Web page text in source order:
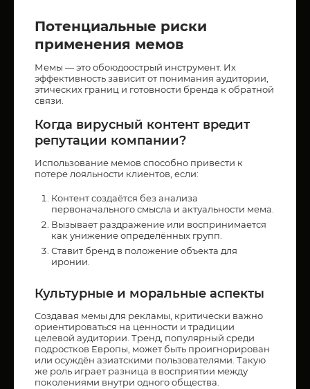
Потенциальные риски
применения мемов
Мемы — это обоюдоострый инструмент. Их
эффективность зависит от понимания аудитории,
этических границ и готовности бренда к обратной
связи.
Когда вирусный контент вредит
репутации компании?
Использование мемов способно привести к
потере лояльности клиентов, если:
Контент создаётся без анализа
первоначального смысла и актуальности мема.
Вызывает раздражение или воспринимается
как унижение определённых групп.
Ставит бренд в положение объекта для
иронии.
Культурные и моральные аспекты
Создавая мемы для рекламы, критически важно
ориентироваться на ценности и традиции
целевой аудитории. Тренд, популярный среди
подростков Европы, может быть проигнорирован
или осуждён азиатскими пользователями. Такую
же роль играет разница в восприятии между
поколениями внутри одного общества.